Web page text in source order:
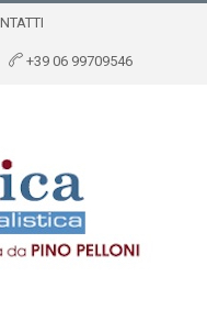
+39 06 99709546